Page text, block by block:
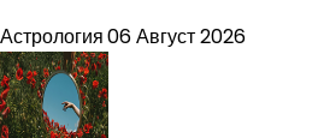
Астрология06 Август 2026